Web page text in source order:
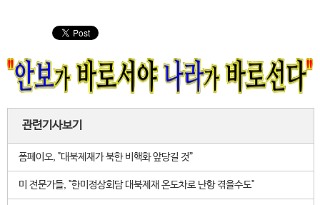
관련기사보기
폼페이오, "대북제재가 북한 비핵화 앞당길 것”
미 전문가들, "한미정상회담 대북제재 온도차로 난항 겪을수도"